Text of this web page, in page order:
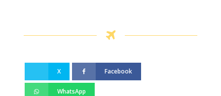
X Facebook
WhatsApp